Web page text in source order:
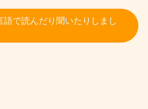
語で読んだり聞いたりしまし